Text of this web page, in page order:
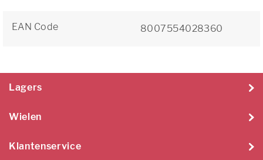
EAN Code 8007554028360
Lagers
Wielen
Klantenservice